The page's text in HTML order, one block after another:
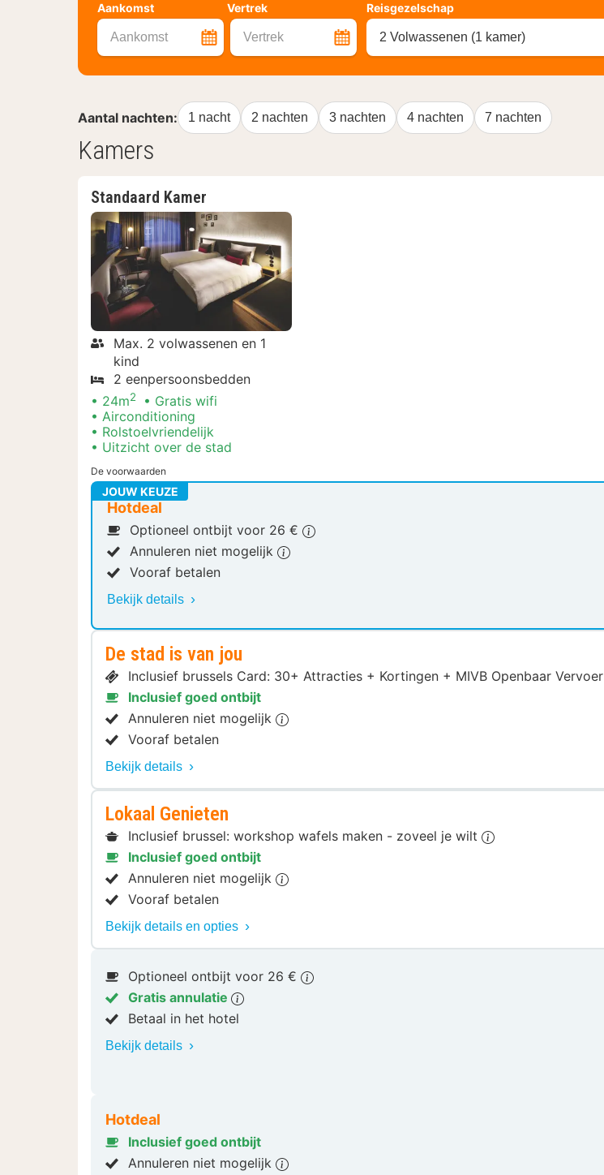
Aankomst Vertrek
Aankomst Vertrek
Reisgezelschap
2 Volwassenen (1 kamer)
Aantal nachten: 1 nacht 2 nachten 3 nachten 4 nachten 7 nachten
Kamers
Standaard Kamer
Max. 2 volwassenen en 1
kind
2 eenpersoonsbedden
24m2
Gratis wifi
Airconditioning
Rolstoelvriendelijk
Uitzicht over de stad
De voorwaarden
JOUW KEUZE
Hotdeal
Optioneel ontbijt voor 26 €
Annuleren niet mogelijk
Vooraf betalen
Bekijk details
De stad is van jou
Inclusief brussels Card: 30+ Attracties + Kortingen + MIVB Openbaar Vervoer
Inclusief goed ontbijt
Annuleren niet mogelijk
Vooraf betalen
Bekijk details
Lokaal Genieten
Inclusief brussel: workshop wafels maken - zoveel je wilt
Inclusief goed ontbijt
Annuleren niet mogelijk
Vooraf betalen
Bekijk details en opties
Optioneel ontbijt voor 26 €
Gratis annulatie
Betaal in het hotel
Bekijk details
Hotdeal
Inclusief goed ontbijt
Annuleren niet mogelijk